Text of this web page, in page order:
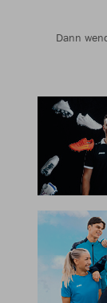
Dann